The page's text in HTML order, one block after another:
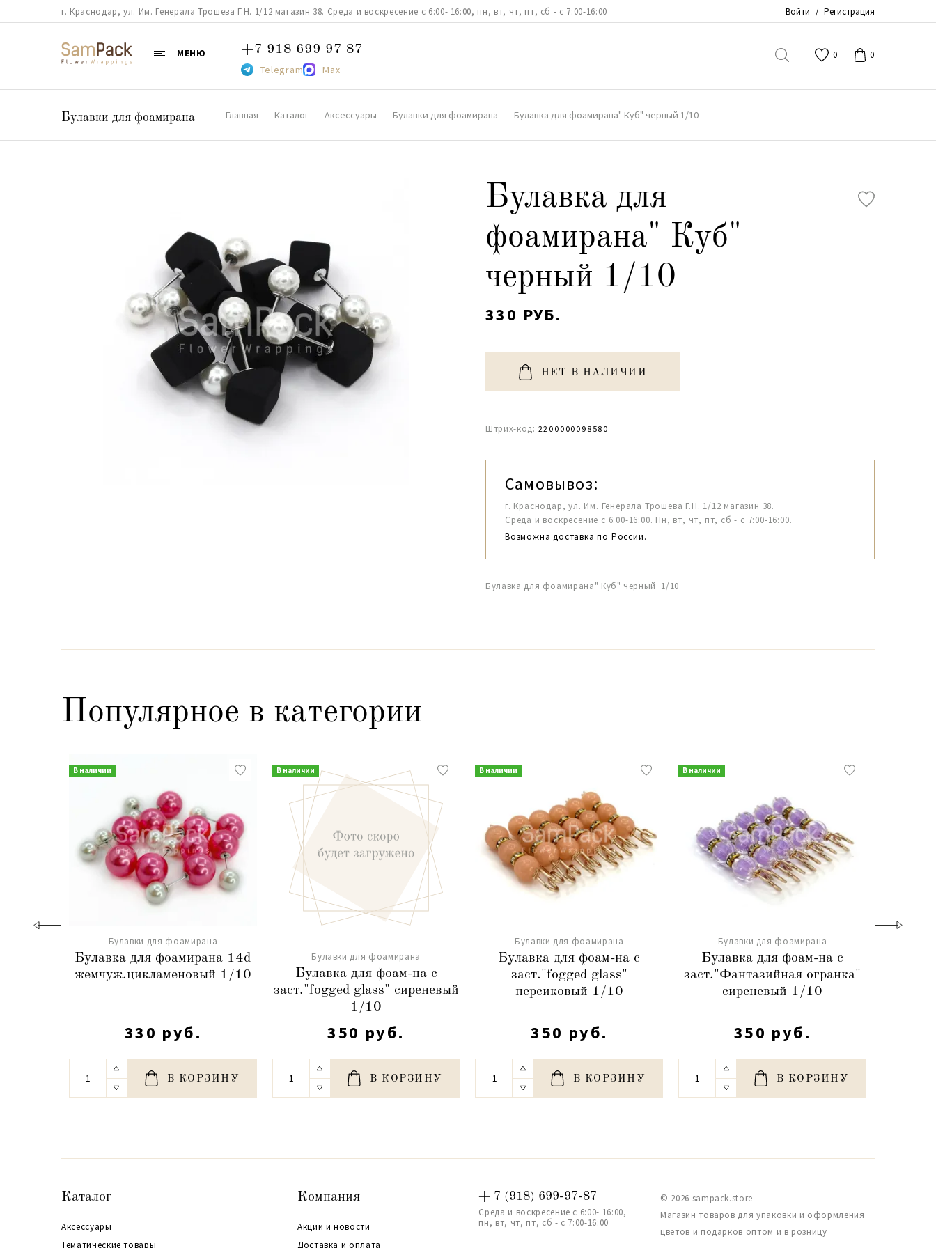
г. Краснодар, ул. Им. Генерала Трошева Г.Н. 1/12 магазин 38. Среда и воскресение с 6:00- 16:00, пн, вт, чт, пт, сб - с 7:00-16:00 Войти / Регистрация
МЕНЮ +7 918 699 97 87
Telegram Max
0 0
Булавки для фоамирана Главная Каталог Аксессуары Булавки для фоамирана Булавка для фоамирана" Куб" черный 1/10
Булавка для
фоамирана" Куб"
черный 1/10
330 РУБ.
НЕТ В НАЛИЧИИ
Штрих-код: 2200000098580
Самовывоз:
г. Краснодар, ул. Им. Генерала Трошева Г.Н. 1/12 магазин 38.
Среда и воскресение с 6:00-16:00. Пн, вт, чт, пт, сб - с 7:00-16:00.
Возможна доставка по России.
Булавка для фоамирана" Куб" черный 1/10
Популярное в категории
В наличии
Булавки для фоамирана
Булавка для фоамирана 14d
жемчуж.цикламеновый 1/10
330 руб.
В КОРЗИНУ
В наличии
Булавки для фоамирана
Булавка для фоам-на с
заст."fogged glass" сиреневый
1/10
350 руб.
В КОРЗИНУ
В наличии
Булавки для фоамирана
Булавка для фоам-на с
заст."fogged glass"
персиковый 1/10
350 руб.
В КОРЗИНУ
В наличии
Булавки для фоамирана
Булавка для фоам-на с
заст."Фантазийная огранка"
сиреневый 1/10
350 руб.
В КОРЗИНУ
Каталог
Аксессуары
Тематические товары
Компания
Акции и новости
Доставка и оплата
+ 7 (918) 699-97-87
Среда и воскресение с 6:00- 16:00,
пн, вт, чт, пт, сб - с 7:00-16:00
© 2026 sampack.store
Магазин товаров для упаковки и оформления
цветов и подарков оптом и в розницу